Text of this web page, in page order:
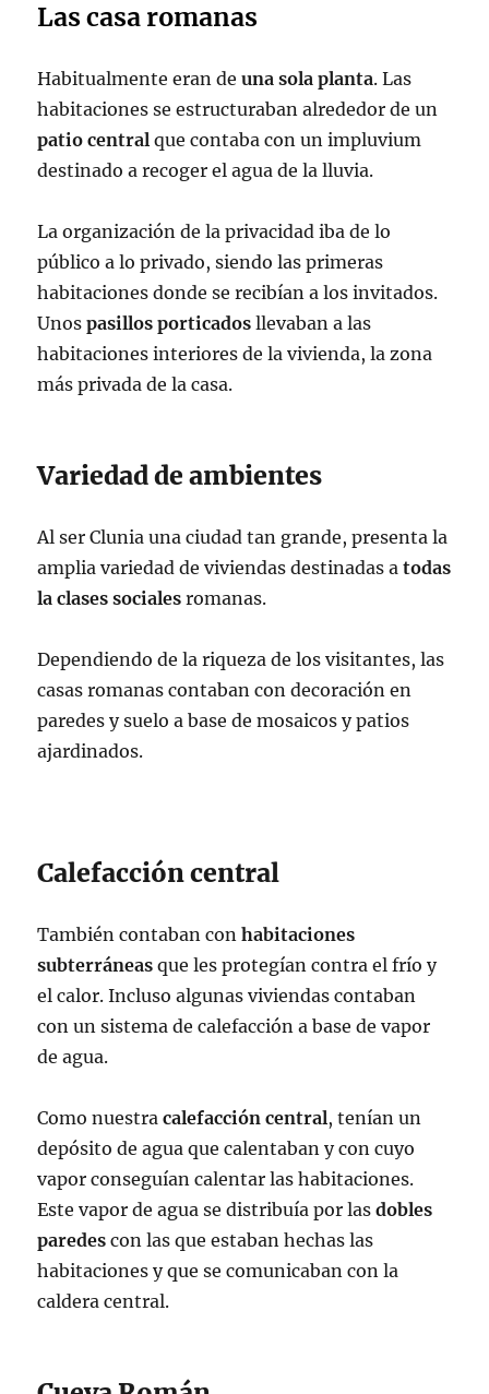
Las casa romanas
Habitualmente eran deuna sola planta. Las
habitaciones se estructuraban alrededor de un
patio central que contaba con un impluvium
destinado a recoger el agua de la lluvia.
La organización de la privacidad iba de lo
público a lo privado, siendo las primeras
habitaciones donde se recibían a los invitados.
Unospasillos porticados llevaban a las
habitaciones interiores de la vivienda, la zona
más privada de la casa.
Variedad de ambientes
Al ser Clunia una ciudad tan grande, presenta la
amplia variedad de viviendas destinadas atodas
la clases sociales romanas.
Dependiendo de la riqueza de los visitantes, las
casas romanas contaban con decoración en
paredes y suelo a base de mosaicos y patios
ajardinados.
Calefacción central
También contaban conhabitaciones
subterráneas que les protegían contra el frío y
el calor. Incluso algunas viviendas contaban
con un sistema de calefacción a base de vapor
de agua.
Como nuestracalefacción central, tenían un
depósito de agua que calentaban y con cuyo
vapor conseguían calentar las habitaciones.
Este vapor de agua se distribuía por lasdobles
paredes con las que estaban hechas las
habitaciones y que se comunicaban con la
caldera central.